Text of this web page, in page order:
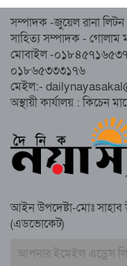
স্মরণ
সম্পাদক -জুয়েল রানা লিটন
সাহিত্য সম্পাদক - গোলাম
মোবাইল -
০১৮৬৫৩৩৩১৭৬
মেইল:-
অস্থায়ী কার্যালয় : কিচেন
আইন উপদেষ্টা-মোঃ সাহাব
(এডভোকেট)